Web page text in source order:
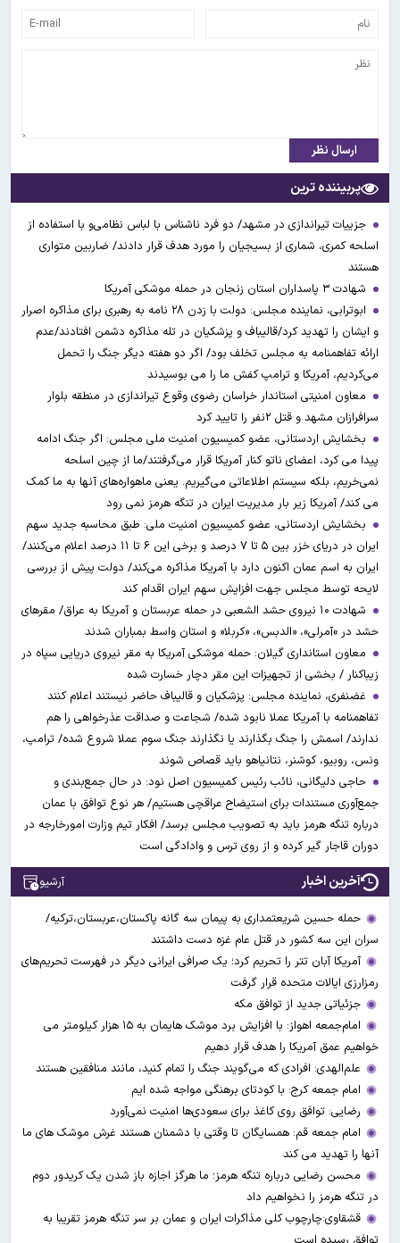
ارسال نظر
پربیننده ترین
جزییات تیراندازی در مشهد/ دو فرد ناشناس با لباس نظامی‌و با استفاده از
اسلحه کمری، شماری از بسیجیان را مورد هدف قرار دادند/ ضاربین متواری
هستند
شهادت ۳ ‌پاسداران استان زنجان در حمله موشکی آمریکا
ابوترابی، نماینده مجلس: دولت با زدن ۲۸ نامه به رهبری برای مذاکره اصرار
و ایشان را تهدید کرد/قالیباف و پزشکیان در تله مذاکره دشمن افتادند/عدم
ارائه تفاهمنامه به مجلس تخلف بود/ اگر دو هفته دیگر جنگ را تحمل
می‌کردیم، آمریکا و ترامپ کفش ما را می بوسیدند
معاون امنیتی استاندار خراسان رضوی وقوع تیراندازی در منطقه بلوار
سرافرازان مشهد و قتل ۲نفر را تایید کرد
بخشایش اردستانی، عضو کمیسیون امنیت ملی مجلس: اگر جنگ ادامه
پیدا می کرد، اعضای ناتو کنار آمریکا قرار می‌گرفتند/ما از چین اسلحه
نمی‌خریم، بلکه سیستم اطلاعاتی می‌گیریم. یعنی ماهواره‌های آنها به ما کمک
می کند/ آمریکا زیر بار مدیریت ایران در تنگه هرمز نمی رود
بخشایش اردستانی، عضو کمیسیون امنیت ملی: طبق محاسبه جدید سهم
ایران در دریای خزر بین ۵ تا ۷ درصد و برخی این ۶ تا ۱۱ درصد اعلام می‌کنند/
ایران به اسم عمان اکنون دارد با آمریکا مذاکره می‌کند/ دولت پیش از بررسی
لایحه توسط مجلس جهت افزایش سهم ایران اقدام کند
شهادت ۱۰ نیروی حشد الشعبی در حمله عربستان و آمریکا به عراق/ مقرهای
حشد در »آمرلی»، «الدبس»، «کربلا« و استان واسط بمباران شدند
معاون استانداری گیلان: حمله موشکی آمریکا به مقر نیروی دریایی سپاه در
زیباکنار / بخشی از تجهیزات این مقر دچار خسارت شده
غضنفری، نماینده مجلس: پزشکیان و قالیباف حاضر نیستند اعلام کنند
تفاهمنامه با آمریکا عملا نابود شده/ شجاعت و صداقت عذرخواهی را هم
ندارند/ اسمش را جنگ بگذارند یا نگذارند جنگ سوم عملا شروع شده/ ترامپ،
ونس، روبیو، کوشنر، نتانیاهو باید قصاص شوند
حاجی دلیگانی، نائب رئیس کمیسیون اصل نود: در حال جمع‌بندی و
جمع‌آوری مستندات برای استیضاح عراقچی هستیم/ هر نوع توافق با عمان
درباره تنگه هرمز باید به تصویب مجلس برسد/ افکار تیم وزارت امورخارجه در
دوران قاجار گیر کرده و از روی ترس و وادادگی است
آخرین اخبار آرشیو
حمله حسین شریعتمداری به پیمان سه گانه پاکستان،عربستان،ترکیه/
سران این سه کشور در قتل عام غزه دست داشتند
آمریکا آبان تتر را تحریم کرد؛ یک صرافی ایرانی دیگر در فهرست تحریم‌های
رمزارزی ایالات متحده قرار گرفت
جزئیاتی جدید از توافق مکه
امام‌جمعه اهواز: با افزایش برد موشک هایمان به ۱۵ هزار کیلومتر می
خواهیم عمق آمریکا را هدف قرار دهیم
علم‌الهدی: افرادی که می‌گویند جنگ را تمام کنید، مانند منافقین هستند
امام جمعه کرج: با کودتای برهنگی مواجه شده ایم
رضایی: توافق روی کاغذ برای سعودی‌ها امنیت نمی‌آورد
امام جمعه قم: همسایگان تا وقتی با دشمنان هستند غرش موشک های ما
آنها را تهدید می کند
محسن رضایی درباره تنگه هرمز؛ ما هرگز اجازه باز شدن یک کریدور دوم
در تنگه هرمز را نخواهیم داد
قشقاوی:چارچوب کلی مذاکرات ایران و عمان بر سر تنگه هرمز تقریبا به